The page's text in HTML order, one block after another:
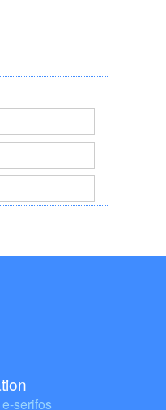
serifos